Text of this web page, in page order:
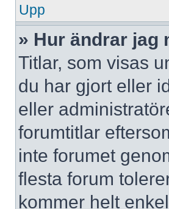
Upp
» Hur ändrar jag
Titlar, som visas
du har gjort eller
eller
forumtitlar
inte forumet
flesta forum
kommer helt